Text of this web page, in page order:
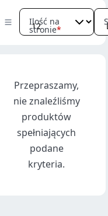
Ilość na
stronie
Przepraszamy,
nie znaleźliśmy
produktów
spełniających
podane
kryteria.